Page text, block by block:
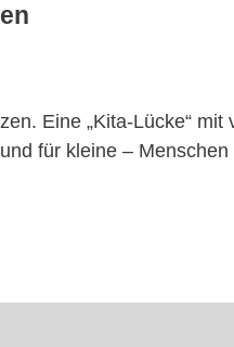
Eine „Kita-Lücke“ mit
für kleine – Menschen